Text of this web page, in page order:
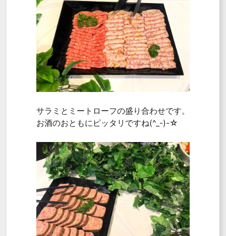
サラミとミートローフの盛り合わせです。
お酒のおともにピッタリですね(^_-)-☆